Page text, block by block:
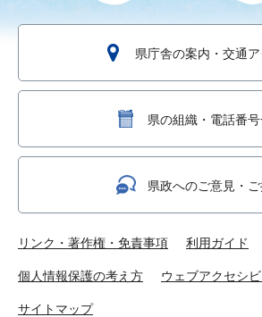
県庁舎の案内・交通ア
県の組織・電話番
県政へのご意見・
リンク・著作権・免責事項 利用ガイド
個人情報保護の考え方 ウェブアクセシ
サイトマップ